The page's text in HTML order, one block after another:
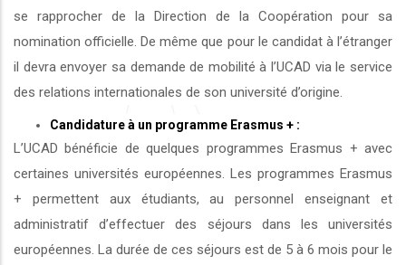
se rapprocher de la Direction de la Coopération pour sa
nomination officielle. De même que pour le candidat à l’étranger
il devra envoyer sa demande de mobilité à l’UCAD via le service
des relations internationales de son université d’origine.
Candidature à un programme Erasmus + :
L’UCAD bénéficie de quelques programmes Erasmus + avec
certaines universités européennes. Les programmes Erasmus
+ permettent aux étudiants, au personnel enseignant et
administratif d’effectuer des séjours dans les universités
européennes. La durée de ces séjours est de 5 à 6 mois pour le